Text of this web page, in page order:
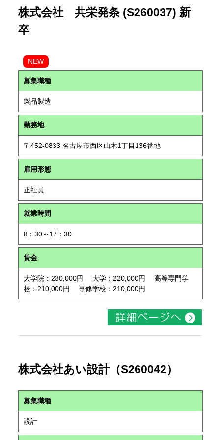
株式会社 共栄発条 (S260037) 新
卒
NEW
募集職種
製品製造
勤務地
〒452-0833 名古屋市西区山木1丁目136番地
雇用形態
正社員
就業時間
8：30～17：30
賃金
大学院：230,000円 大学：220,000円 高等専門学
校：210,000円 専修学校：210,000円
株式会社あい設計（S260042）
募集職種
設計